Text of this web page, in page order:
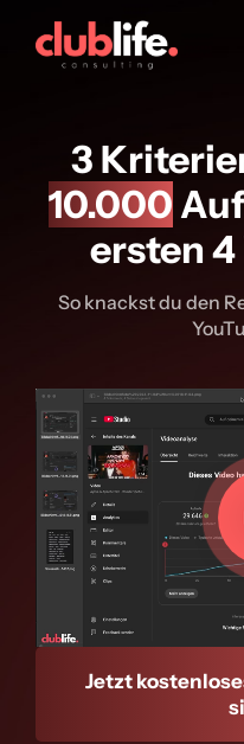
3
10.000
ersten
So knackst du den
Unmute
Jetzt